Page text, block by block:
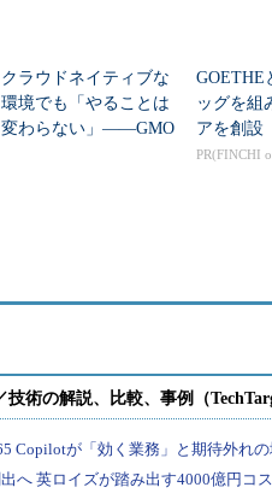
クラウドネイティブな
環境でも「やることは
変わらない」――GMO
GOETHE
ッグを組
アを創設
PR(FINCHI